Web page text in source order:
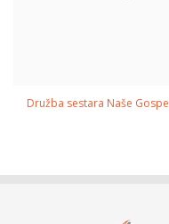
Družba sestara Naše Gospe